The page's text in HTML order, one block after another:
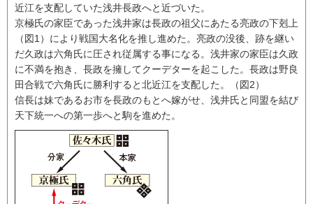
旅行業約款・条件書
お問い合わせ
近江を支配していた浅井長政へと近づいた。
京極氏の家臣であった浅井家は長政の祖父にあたる亮政の下剋上
（図1）により戦国大名化を推し進めた。亮政の没後、跡を継い
だ久政は六角氏に圧され従属する事になる。浅井家の家臣は久政
に不満を抱き、長政を擁してクーデターを起こした。長政は野良
田合戦で六角氏に勝利すると北近江を支配した。（図2）
信長は妹であるお市を長政のもとへ嫁がせ、浅井氏と同盟を結び
天下統一への第一歩へと駒を進めた。